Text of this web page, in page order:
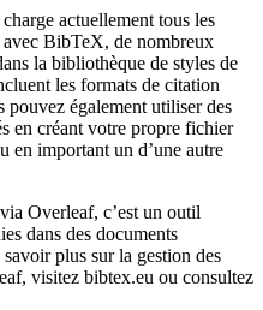
actuellement tous les
BibTeX, de nombreux
la bibliothèque de styles de
les formats de citation
également utiliser des
en créant votre propre fichier
en important un d’une autre
Overleaf, c’est un outil
dans des documents
plus sur la gestion des
visitez bibtex.eu ou consultez